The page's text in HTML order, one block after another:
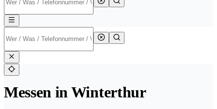
Messen in Winterthur